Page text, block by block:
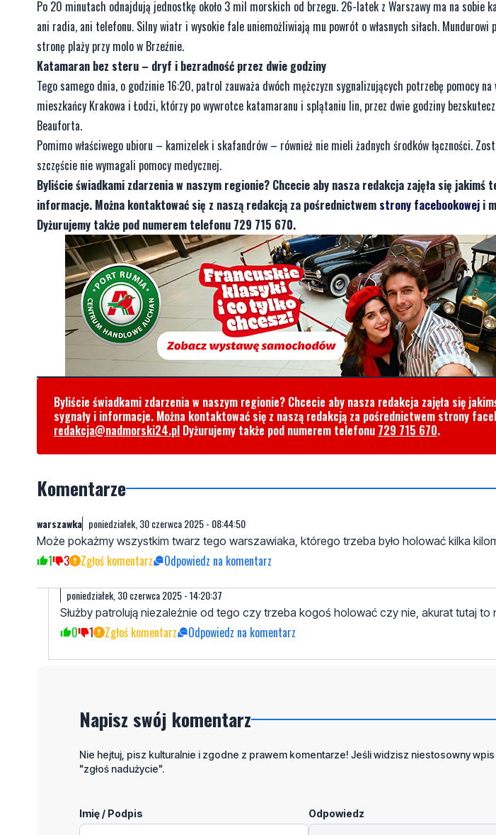
Po 20 minutach odnajdują jednostkę około 3 mil morskich od brzegu. 26-latek z Warszawy ma na sobie
ani radia, ani telefonu. Silny wiatr i wysokie fale uniemożliwiają mu powrót o własnych siłach. Mundurowi
stronę plaży przy molo w Brzeźnie.
Katamaran bez steru – dryf i bezradność przez dwie godziny
Tego samego dnia, o godzinie 16:20, patrol zauważa dwóch mężczyzn sygnalizujących potrzebę pomocy
mieszkańcy Krakowa i Łodzi, którzy po wywrotce katamaranu i splątaniu lin, przez dwie godziny
Beauforta.
Pomimo właściwego ubioru – kamizelek i skafandrów – również nie mieli żadnych środków łączności.
szczęście nie wymagali pomocy medycznej.
Byliście świadkami zdarzenia w naszym regionie? Chcecie aby nasza redakcja zajęła się jakimś
informacje. Można kontaktować się z naszą redakcją za pośrednictwem strony facebookowej i
Dyżurujemy także pod numerem telefonu 729 715 670.
Byliście świadkami zdarzenia w naszym regionie? Chcecie aby nasza redakcja zajęła się
sygnały i informacje. Można kontaktować się z naszą redakcją za pośrednictwem strony
redakcja@nadmorski24.pl Dyżurujemy także pod numerem telefonu 729 715 670.
Komentarze
warszawka poniedziałek, 30 czerwca 2025 - 08:44:50
Może pokażmy wszystkim twarz tego warszawiaka, którego trzeba było holować kilka
1 3 Zgłoś komentarz Odpowiedz na komentarz
poniedziałek, 30 czerwca 2025 - 14:20:37
Służby patrolują niezależnie od tego czy trzeba kogoś holować czy nie, akurat tutaj
0 1 Zgłoś komentarz Odpowiedz na komentarz
Napisz swój komentarz
Nie hejtuj, pisz kulturalnie i zgodne z prawem komentarze! Jeśli widzisz niestosowny
"zgłoś nadużycie".
Imię / Podpis Odpowiedz